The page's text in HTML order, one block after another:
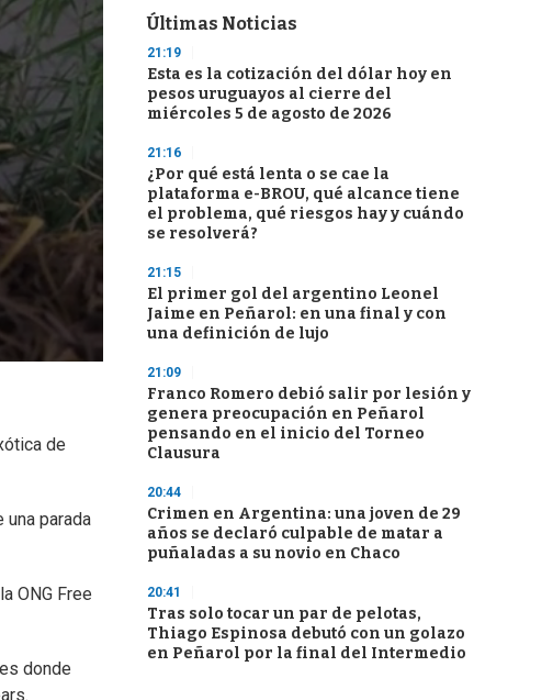
de
parada
ONG Free
donde
Últimas Noticias
21:19
Esta es la cotización del dólar hoy en
pesos uruguayos al cierre del
miércoles 5 de agosto de 2026
21:16
¿Por qué está lenta o se cae la
plataforma e-BROU, qué alcance tiene
el problema, qué riesgos hay y cuándo
se resolverá?
21:15
El primer gol del argentino Leonel
Jaime en Peñarol: en una final y con
una definición de lujo
21:09
Franco Romero debió salir por lesión y
genera preocupación en Peñarol
pensando en el inicio del Torneo
Clausura
20:44
Crimen en Argentina: una joven de 29
años se declaró culpable de matar a
puñaladas a su novio en Chaco
20:41
Tras solo tocar un par de pelotas,
Thiago Espinosa debutó con un golazo
en Peñarol por la final del Intermedio